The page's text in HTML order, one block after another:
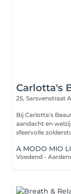
Carlotta's
25, Sarsvenstraat
Bij Carlotta's
aandacht en
sfeervolle
A MODO MIO